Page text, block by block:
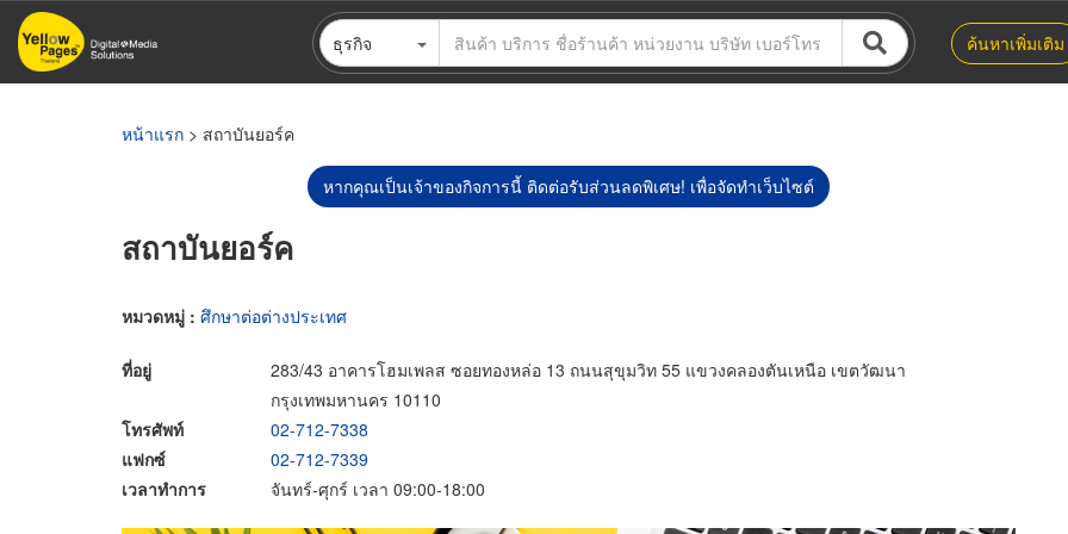
ข้าม
ไป
ธุรกิจ ค้นหาเพิ่มเติม
หน้าแรก > สถาบันยอร์ค
หากคุณเป็นเจ้าของกิจการนี้ ติดต่อรับส่วนลดพิเศษ! เพื่อจัดทำเว็บไซต์
สถาบันยอร์ค
หมวดหมู่ : ศึกษาต่อต่างประเทศ
ที่อยู่
283/43 อาคารโฮมเพลส ซอยทองหล่อ 13 ถนนสุขุมวิท 55 แขวงคลองตันเหนือ เขตวัฒนา
กรุงเทพมหานคร 10110
โทรศัพท์
02-712-7338
แฟกซ์
02-712-7339
เวลาทำการ
จันทร์-ศุกร์ เวลา 09:00-18:00